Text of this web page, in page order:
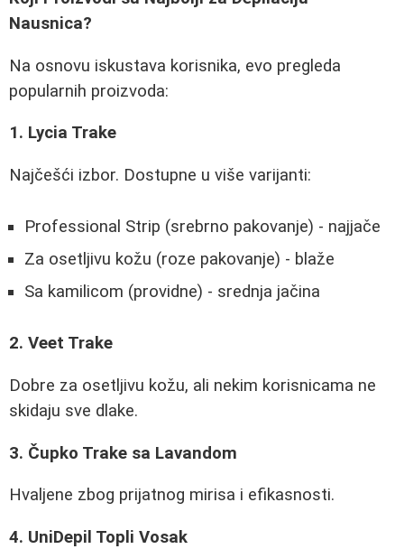
Nausnica?
Na osnovu iskustava korisnika, evo pregleda
popularnih proizvoda:
1. Lycia Trake
Najčešći izbor. Dostupne u više varijanti:
Professional Strip (srebrno pakovanje) - najjače
Za osetljivu kožu (roze pakovanje) - blaže
Sa kamilicom (providne) - srednja jačina
2. Veet Trake
Dobre za osetljivu kožu, ali nekim korisnicama ne
skidaju sve dlake.
3. Čupko Trake sa Lavandom
Hvaljene zbog prijatnog mirisa i efikasnosti.
4. UniDepil Topli Vosak